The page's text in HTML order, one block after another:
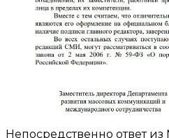
Непосредственно ответ